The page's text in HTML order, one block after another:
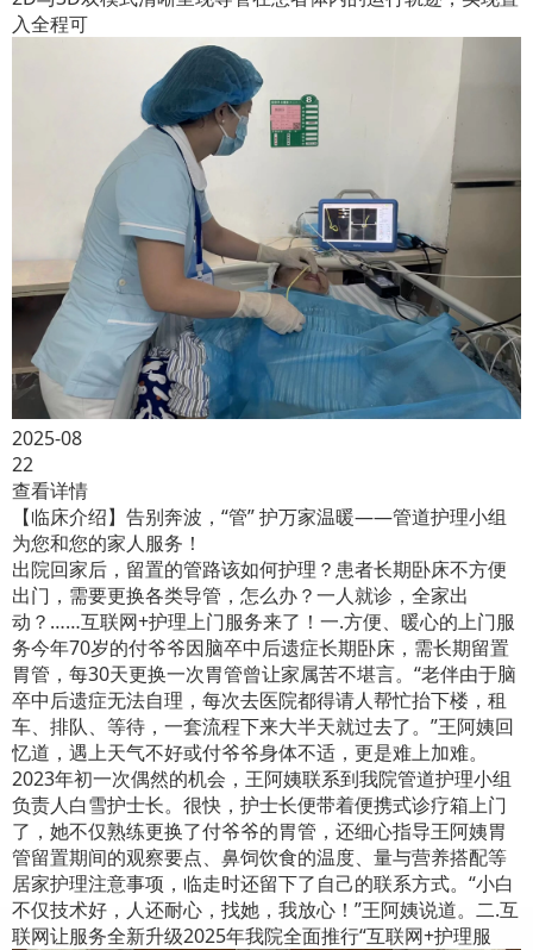
入全程可
2025-08
22
查看详情
【临床介绍】告别奔波，“管” 护万家温暖——管道护理小组
为您和您的家人服务！
出院回家后，留置的管路该如何护理？患者长期卧床不方便
出门，需要更换各类导管，怎么办？一人就诊，全家出
动？……互联网+护理上门服务来了！一.方便、暖心的上门服
务今年70岁的付爷爷因脑卒中后遗症长期卧床，需长期留置
胃管，每30天更换一次胃管曾让家属苦不堪言。“老伴由于脑
卒中后遗症无法自理，每次去医院都得请人帮忙抬下楼，租
车、排队、等待，一套流程下来大半天就过去了。”王阿姨回
忆道，遇上天气不好或付爷爷身体不适，更是难上加难。
2023年初一次偶然的机会，王阿姨联系到我院管道护理小组
负责人白雪护士长。很快，护士长便带着便携式诊疗箱上门
了，她不仅熟练更换了付爷爷的胃管，还细心指导王阿姨胃
管留置期间的观察要点、鼻饲饮食的温度、量与营养搭配等
居家护理注意事项，临走时还留下了自己的联系方式。“小白
不仅技术好，人还耐心，找她，我放心！”王阿姨说道。二.互
联网让服务全新升级2025年我院全面推行“互联网+护理服